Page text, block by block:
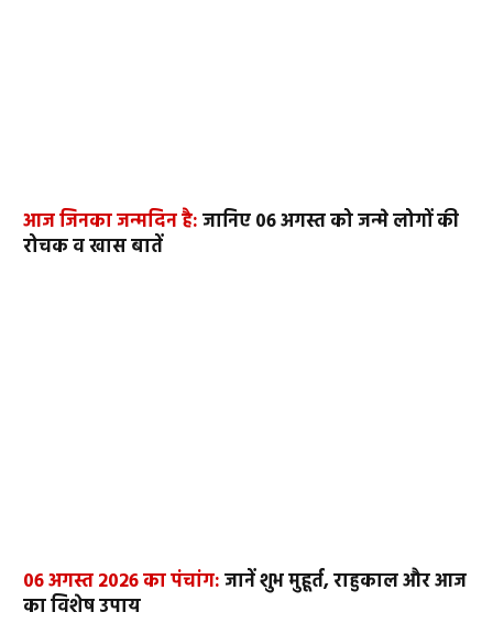
आज जिनका जन्मदिन है:जानिए 06 अगस्त को जन्मे लोगों की
रोचक व खास बातें
06 अगस्त 2026 का पंचांग:जानें शुभ मुहूर्त, राहुकाल और आज
का विशेष उपाय